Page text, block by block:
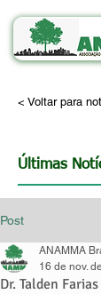
< Voltar para
Últimas
Post
Dr. Talden
ANAMMA
16 de nov.